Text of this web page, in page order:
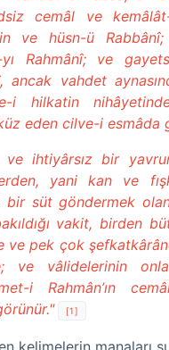
cemâl ve
ve hüsn-ü Rabbânî;
Rahmânî; ve
ancak vahdet
i hilkatin
eden cilve-i esmâda
ve ihtiyârsız bir
yani kan ve
süt göndermek
vakit, birden
ve pek çok
ve vâlidelerinin
i Rahmân’ın
[1]
kelimelerin manaları